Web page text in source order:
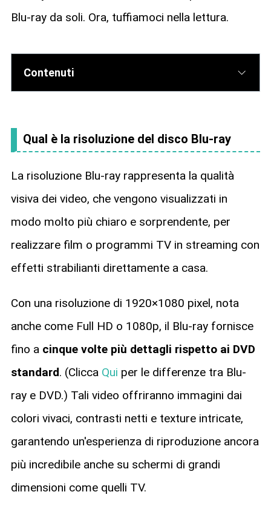
Blu-ray da soli. Ora, tuffiamoci nella lettura.
Contenuti
Qual è la risoluzione del disco Blu-ray
La risoluzione Blu-ray rappresenta la qualità
visiva dei video, che vengono visualizzati in
modo molto più chiaro e sorprendente, per
realizzare film o programmi TV in streaming con
effetti strabilianti direttamente a casa.
Con una risoluzione di 1920×1080 pixel, nota
anche come Full HD o 1080p, il Blu-ray fornisce
fino a cinque volte più dettagli rispetto ai DVD
standard. (Clicca Qui per le differenze tra Blu-
ray e DVD.) Tali video offriranno immagini dai
colori vivaci, contrasti netti e texture intricate,
garantendo un'esperienza di riproduzione ancora
più incredibile anche su schermi di grandi
dimensioni come quelli TV.